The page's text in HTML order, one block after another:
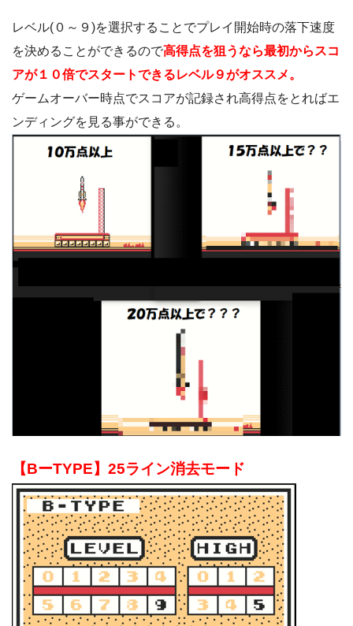
レベル(０～９)を選択することでプレイ開始時の落下速度
を決めることができるので高得点を狙うなら最初からスコ
アが１０倍でスタートできるレベル９がオススメ。
ゲームオーバー時点でスコアが記録され高得点をとればエ
ンディングを見る事ができる。
【BーTYPE】25ライン消去モード